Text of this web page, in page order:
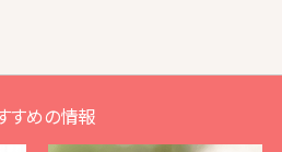
すめの情報